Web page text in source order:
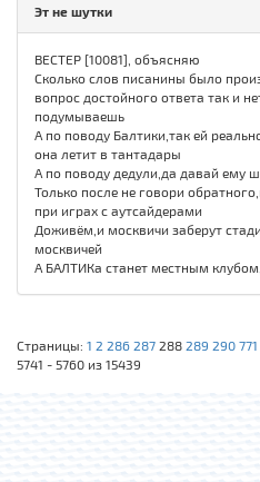
Эт не шутки
ВЕСТЕР [10081], объясняю
Сколько слов писанины было
вопрос достойного ответа так и
подумываешь
А по поводу Балтики,так ей
она летит в тантадары
А по поводу дедули,да давай ему
Только после не говори
при играх с аутсайдерами
Доживём,и москвичи заберут
москвичей
А БАЛТИКа станет местным
Страницы: 1 2 286 287 288 289 290 771
5741 - 5760 из 15439